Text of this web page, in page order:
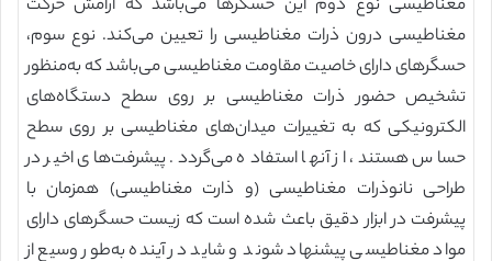
مغناطیسی نوع دوم این حسگرها می‌باشد که آرامش حرکت
مغناطیسی درون ذرات مغناطیسی را تعیین می‌کند. نوع سوم،
حسگرهای دارای خاصیت مقاومت مغناطیسی می‌باشد که به‌منظور
تشخیص حضور ذرات مغناطیسی بر روی سطح دستگاه‌های
الکترونیکی که به تغییرات میدان‌های مغناطیسی بر روی سطح
حساس هستند، از آنها استفاده می‌گردد. پیشرفت‌های اخیر در
طراحی نانوذرات مغناطیسی (و ذارت مغناطیسی) همزمان با
پیشرفت در ابزار دقیق باعث شده است که زیست حسگرهای دارای
مواد مغناطیسی پیشنهاد شوند و شاید در آینده به‌طور وسیع از